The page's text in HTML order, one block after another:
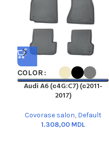
COLOR
Audi A6 (с4G:C7) (с2011-
2017)
Covorase salon, Default
MDL